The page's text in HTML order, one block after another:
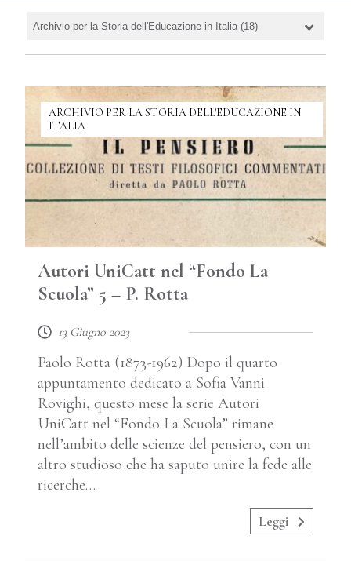
ARCHIVIO PER LA STORIA DELL'EDUCAZIONE IN
ITALIA
Autori UniCatt nel “Fondo La
Scuola” 5 – P. Rotta
13 Giugno 2023
Paolo Rotta (1873-1962) Dopo il quarto
appuntamento dedicato a Sofia Vanni
Rovighi, questo mese la serie Autori
UniCatt nel “Fondo La Scuola” rimane
nell’ambito delle scienze del pensiero, con un
altro studioso che ha saputo unire la fede alle
ricerche…
Leggi